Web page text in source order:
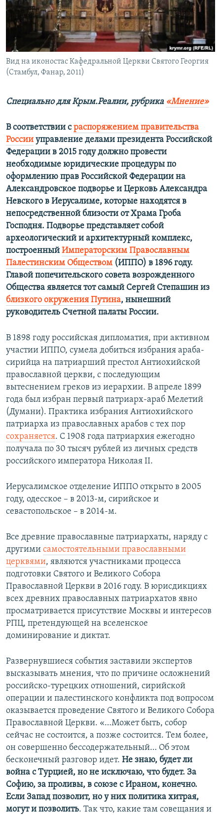
ПОБЕДИТЕЛЕЙ НЕ СУДЯТ?
КРЫМ.НЕПОКОРЕННЫЙ
УКРАИНСКАЯ ПРОБЛЕМА КРЫМА
ПРИСОЕДИНЯЙТЕСЬ!
Все сайты RFE/RL
Вид на иконостас Кафедральной Церкви Святого Георгия
(Стамбул, Фанар, 2011)
Специально для Крым.Реалии, рубрика «Мнение»
В соответствии сраспоряжением правительства
России управление делами президента Российской
Федерации в 2015 году должно провести
необходимые юридические процедуры по
оформлению прав Российской Федерации на
Александровское подворье и Церковь Александра
Невского в Иерусалиме, которые находятся в
непосредственной близости от Храма Гроба
Господня. Подворье представляет собой
археологический и архитектурный комплекс,
построенный Императорским Православным
Палестинским Обществом (ИППО) в 1896 году.
Главой попечительского совета возрожденного
Общества является тот самый Сергей Степашин из
близкого окружения Путина, нынешний
руководитель Счетной палаты России.
В 1898 году российская дипломатия, при активном
участии ИППО, сумела добиться избрания араба-
сирийца на патриарший престол Антиохийской
православной церкви, с последующим
вытеснением греков из иерархии. В апреле 1899
года был избран первый патриарх-араб Мелетий
(Думани). Практика избрания Антиохийского
патриарха из православных арабов с тех пор
сохраняется. С 1908 года патриархия ежегодно
получала по 30 тысяч рублей из личных средств
российского императора Николая II.
Иерусалимское отделение ИППО открыто в 2005
году, одесское – в 2013-м, сирийское и
севастопольское – в 2014-м.
Все древние православные патриархаты, наряду с
другими самостоятельными православными
церквями, являются участниками процесса
подготовки Святого и Великого Собора
Православной Церкви в 2016 году. В юрисдикциях
всех древних православных патриархатов явно
просматривается присутствие Москвы и интересов
РПЦ, претендующей на вселенское
доминирование и диктат.
Развернувшиеся события заставили экспертов
высказывать мнения, что по причине осложнений
российско-турецких отношений, сирийской
операции и палестинского конфликта под вопросом
оказывается проведение Святого и Великого Собора
Православной Церкви. «…Может быть, собор
сейчас не состоится, а позже состоится. Тем более,
он совершенно бессодержательный… Об этом
бесконечный разговор идет. Не знаю, будет ли
война с Турцией, но не исключаю, что будет. За
Софию, за проливы, в союзе с Ираном, конечно.
Если Запад позволит, но у них политика хитрая,
могут и позволить. Так что, какие там совещания и